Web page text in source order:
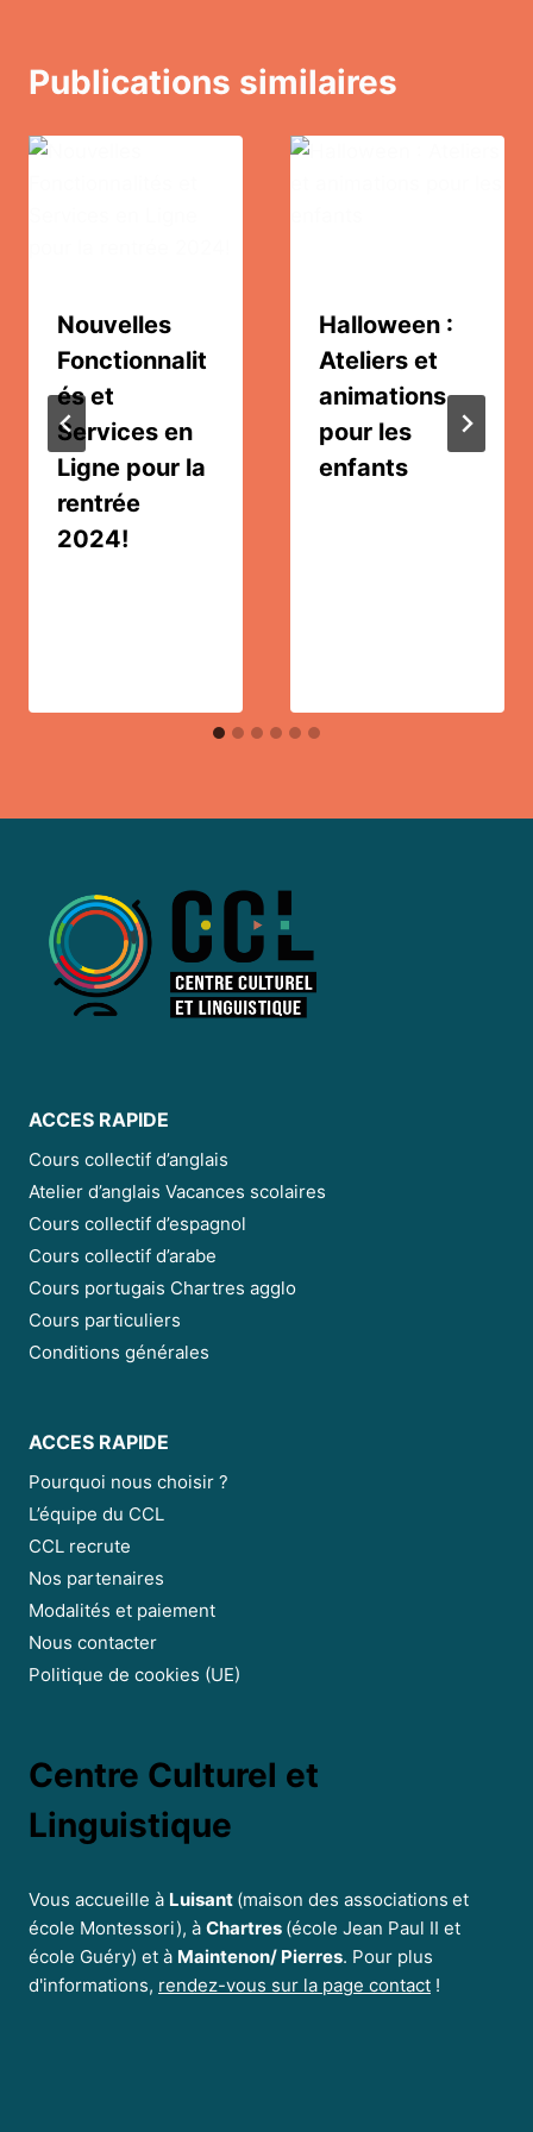
Publications similaires
Nouvelles
Fonctionnalit
és et
Services en
Ligne pour la
rentrée
2024!
Halloween :
Ateliers et
animations
pour les
enfants
ACCES RAPIDE
Cours collectif d’anglais
Atelier d’anglais Vacances scolaires
Cours collectif d’espagnol
Cours collectif d’arabe
Cours portugais Chartres agglo
Cours particuliers
Conditions générales
ACCES RAPIDE
Pourquoi nous choisir ?
L’équipe du CCL
CCL recrute
Nos partenaires
Modalités et paiement
Nous contacter
Politique de cookies (UE)
Centre Culturel et
Linguistique
Vous accueille à Luisant (maison des associations et
école Montessori), à Chartres (école Jean Paul II et
école Guéry) et à Maintenon/ Pierres. Pour plus
d'informations, rendez-vous sur la page contact !